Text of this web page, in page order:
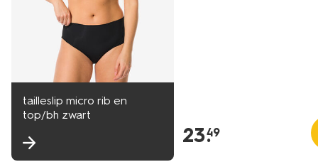
tailleslip micro rib en
top/bh zwart
23.
49